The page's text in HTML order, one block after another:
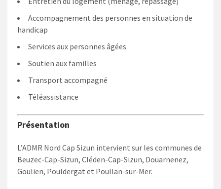
Accompagnement des personnes en situation de
handicap
Services aux personnes âgées
Soutien aux familles
Transport accompagné
Téléassistance
Présentation
L’ADMR Nord Cap Sizun intervient sur les communes de
Beuzec-Cap-Sizun, Cléden-Cap-Sizun, Douarnenez,
Goulien, Pouldergat et Poullan-sur-Mer.